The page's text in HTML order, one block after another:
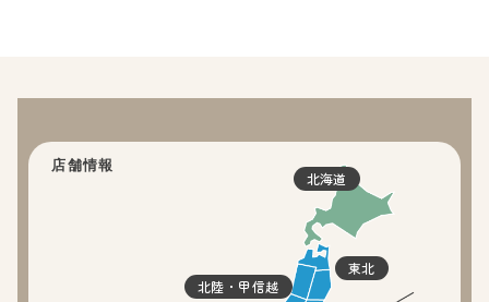
店舗情報
北海道
東北
北陸・甲信越